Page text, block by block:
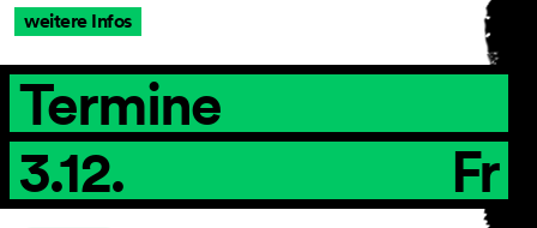
Impressum
Datenschutz
Barrierefreiheitserklärung
weitere Infos
Termine
3.12.
Fr